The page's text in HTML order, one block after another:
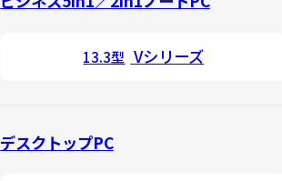
13.3型 Vシリーズ
デスクトップPC